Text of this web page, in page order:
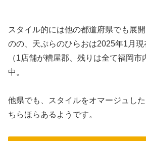
スタイル的には他の都道府県でも展
のの、天ぷらのひらおは2025年1月現
（1店舗が糟屋郡、残りは全て福岡
中。
他県でも、スタイルをオマージュし
ちらほらあるようです。